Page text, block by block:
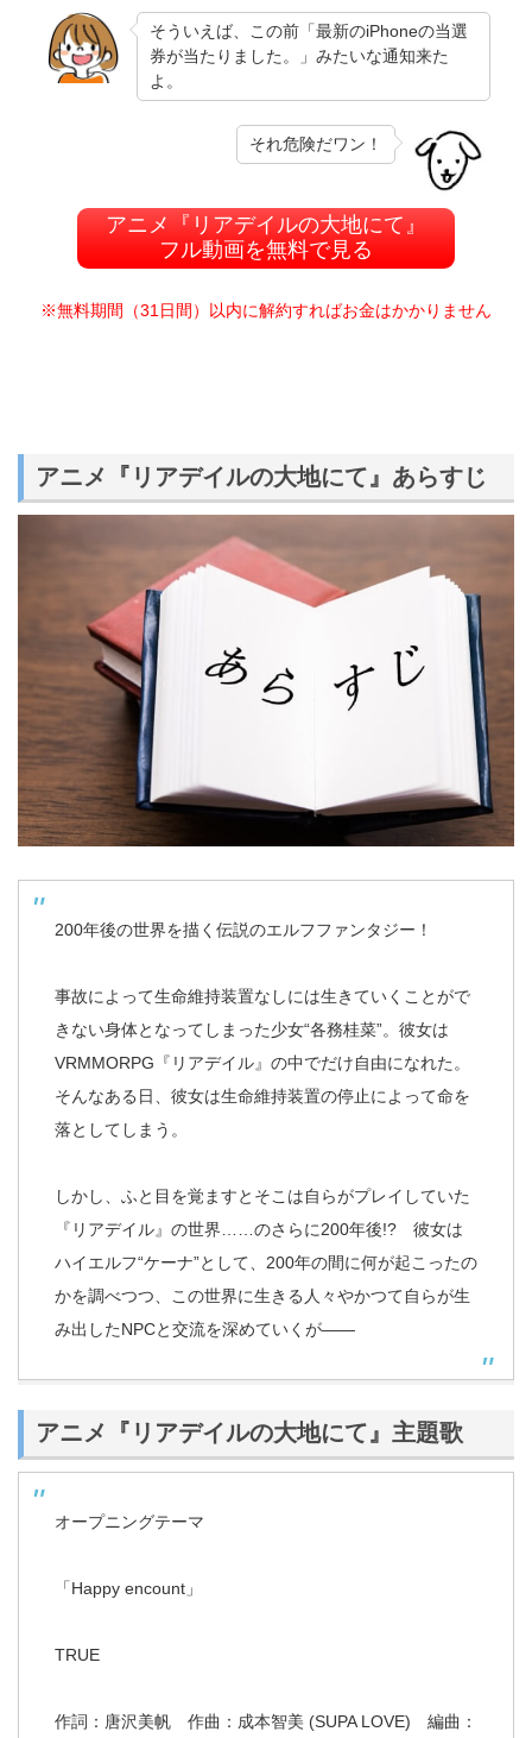
そういえば、この前「最新のiPhoneの当選
券が当たりました。」みたいな通知来た
よ。
それ危険だワン！
アニメ『リアデイルの大地にて』
フル動画を無料で見る
※無料期間（31日間）以内に解約すればお金はかかりません
アニメ『リアデイルの大地にて』あらすじ
200年後の世界を描く伝説のエルフファンタジー！
事故によって生命維持装置なしには生きていくことがで
きない身体となってしまった少女“各務桂菜”。彼女は
VRMMORPG『リアデイル』の中でだけ自由になれた。
そんなある日、彼女は生命維持装置の停止によって命を
落としてしまう。
しかし、ふと目を覚ますとそこは自らがプレイしていた
『リアデイル』の世界……のさらに200年後!? 彼女は
ハイエルフ“ケーナ”として、200年の間に何が起こったの
かを調べつつ、この世界に生きる人々やかつて自らが生
み出したNPCと交流を深めていくが――
アニメ『リアデイルの大地にて』主題歌
オープニングテーマ
「Happy encount」
TRUE
作詞：唐沢美帆 作曲：成本智美 (SUPA LOVE) 編曲：